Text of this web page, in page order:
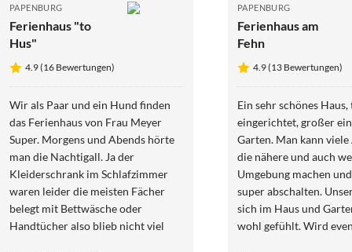
PAPENBURG
Ferienhaus "to
Hus"
4.9 (16 Bewertungen)
Wir als Paar und ein Hund finden
das Ferienhaus von Frau Meyer
Super. Morgens und Abends hörte
man die Nachtigall. Ja der
Kleiderschrank im Schlafzimmer
waren leider die meisten Fächer
belegt mit Bettwäsche oder
Handtücher also blieb nicht viel
PAPENBURG
Ferienhaus am
Fehn
4.9 (13 Bewertungen)
Ein sehr schönes
eingerichtet, großer
Garten. Man kann
die nähere und auch
Umgebung machen
super abschalten.
sich im Haus und
wohl gefühlt. Wird